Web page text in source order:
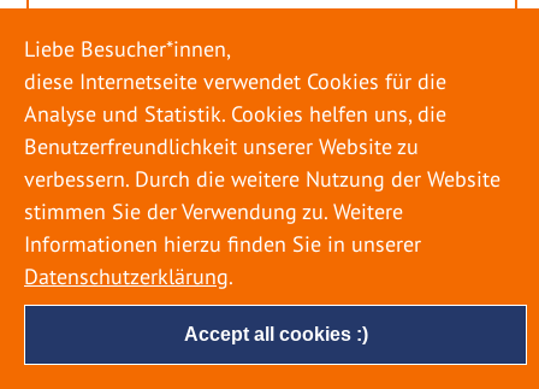
genießen ihren Urlaub. Dabei zieht es die Einen
weiter weg, die Anderen bleiben dann doch
lieber in der Heimat. Wenn Sie für eine längere
Zeit wegfahren möchten, gibt es einige Dinge zu
beachten, damit nicht anschließend eine böse
Überraschung auf Sie wartet. Um einen
möglichst entspannten Urlaub zu […]
Accept all cookies :)
Liebe Besucher*innen,
diese Internetseite verwendet Cookies für die
Analyse und Statistik. Cookies helfen uns, die
Benutzerfreundlichkeit unserer Website zu
verbessern. Durch die weitere Nutzung der Website
stimmen Sie der Verwendung zu. Weitere
Informationen hierzu finden Sie in unserer
Datenschutzerklärung.